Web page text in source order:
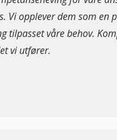
Vi opplever dem som en
tilpasset våre behov.
vi utfører.